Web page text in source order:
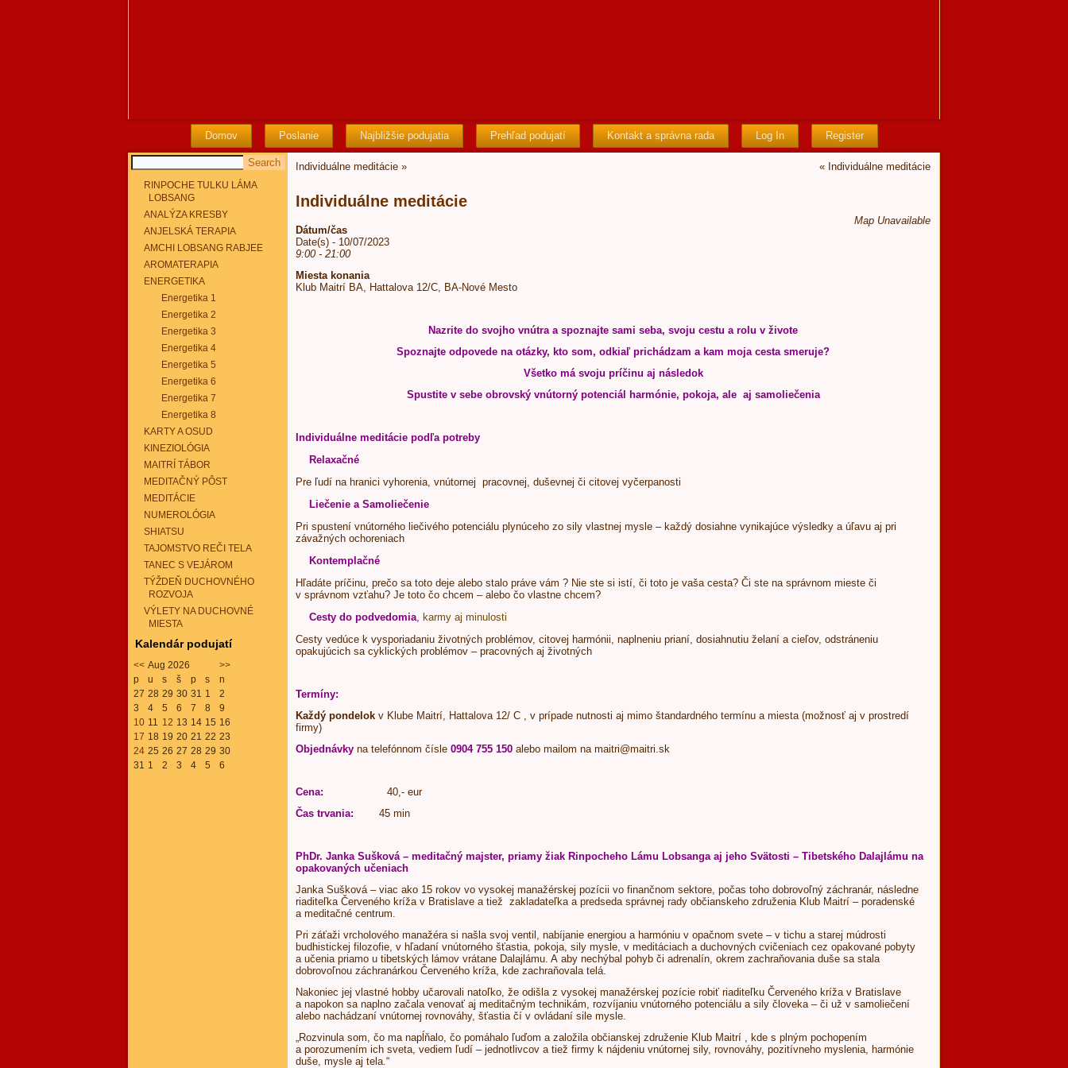
Domov Poslanie Najbližšie podujatia Prehľad podujatí Kontakt a správna rada Log In Register
RINPOCHE TULKU LÁMA
LOBSANG
ANALÝZA KRESBY
ANJELSKÁ TERAPIA
AMCHI LOBSANG RABJEE
AROMATERAPIA
ENERGETIKA
Energetika 1
Energetika 2
Energetika 3
Energetika 4
Energetika 5
Energetika 6
Energetika 7
Energetika 8
KARTY A OSUD
KINEZIOLÓGIA
MAITRÍ TÁBOR
MEDITAČNÝ PÔST
MEDITÁCIE
NUMEROLÓGIA
SHIATSU
TAJOMSTVO REČI TELA
TANEC S VEJÁROM
TÝŽDEŇ DUCHOVNÉHO
ROZVOJA
VÝLETY NA DUCHOVNÉ
MIESTA
Kalendár podujatí
<< Aug 2026
>>
p
u s š p s
n
27 28 29 30 31 1
2
3
4 5 6 7 8
9
10 11 12 13 14 15 16
17 18 19 20 21 22 23
24 25 26 27 28 29 30
31 1 2 3 4 5 6
Individuálne meditácie » « Individuálne meditácie
Individuálne meditácie
Map Unavailable
Dátum/čas
Date(s) - 10/07/2023
9:00 - 21:00
Miesta konania
Klub Maitrí BA, Hattalova 12/C, BA-Nové Mesto
Nazrite do svojho vnútra a spoznajte sami seba, svoju cestu a rolu v živote
Spoznajte odpovede na otázky, kto som, odkiaľ prichádzam a kam moja cesta smeruje?
Všetko má svoju príčinu aj následok
Spustite v sebe obrovský vnútorný potenciál harmónie, pokoja, ale aj samoliečenia
Individuálne meditácie podľa potreby
Relaxačné
Pre ľudí na hranici vyhorenia, vnútornej pracovnej, duševnej či citovej vyčerpanosti
Liečenie a Samoliečenie
Pri spustení vnútorného liečivého potenciálu plynúceho zo sily vlastnej mysle – každý dosiahne vynikajúce výsledky a úľavu aj pri
závažných ochoreniach
Kontemplačné
Hľadáte príčinu, prečo sa toto deje alebo stalo práve vám ? Nie ste si istí, či toto je vaša cesta? Či ste na správnom mieste či
v správnom vzťahu? Je toto čo chcem – alebo čo vlastne chcem?
Cesty do podvedomia, karmy aj minulosti
Cesty vedúce k vysporiadaniu životných problémov, citovej harmónii, naplneniu prianí, dosiahnutiu želaní a cieľov, odstráneniu
opakujúcich sa cyklických problémov – pracovných aj životných
Termíny:
Každý pondelok v Klube Maitrí, Hattalova 12/ C , v prípade nutnosti aj mimo štandardného termínu a miesta (možnosť aj v prostredí
firmy)
Objednávky na telefónnom čísle0904 755 150 alebo mailom namaitri@maitri.sk
Cena: 40,- eur
Čas trvania: 45 min
PhDr. Janka Sušková – meditačný majster, priamy žiak Rinpocheho Lámu Lobsanga aj jeho Svätosti – Tibetského Dalajlámu na
opakovaných učeniach
Janka Sušková – viac ako 15 rokov vo vysokej manažérskej pozícii vo finančnom sektore, počas toho dobrovoľný záchranár, následne
riaditeľka Červeného kríža v Bratislave a tiež zakladateľka a predseda správnej rady občianskeho združenia Klub Maitrí – poradenské
a meditačné centrum.
Pri záťaži vrcholového manažéra si našla svoj ventil, nabíjanie energiou a harmóniu v opačnom svete – v tichu a starej múdrosti
budhistickej filozofie, v hľadaní vnútorného šťastia, pokoja, sily mysle, v meditáciach a duchovných cvičeniach cez opakované pobyty
a učenia priamo u tibetských lámov vrátane Dalajlámu. A aby nechýbal pohyb či adrenalín, okrem zachraňovania duše sa stala
dobrovoľnou záchranárkou Červeného kríža, kde zachraňovala telá.
Nakoniec jej vlastné hobby učarovali natoľko, že odišla z vysokej manažérskej pozície robiť riaditeľku Červeného kríža v Bratislave
a napokon sa naplno začala venovať aj meditačným technikám, rozvíjaniu vnútorného potenciálu a sily človeka – či už v samoliečení
alebo nachádzaní vnútornej rovnováhy, šťastia čí v ovládaní sile mysle.
„Rozvinula som, čo ma napĺňalo, čo pomáhalo ľuďom a založila občianskej združenie Klub Maitrí , kde s plným pochopením
a porozumením ich sveta, vediem ľudí – jednotlivcov a tiež firmy k nájdeniu vnútornej sily, rovnováhy, pozitívneho myslenia, harmónie
duše, mysle aj tela.“